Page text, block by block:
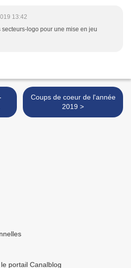
13:42
secteurs-logo pour une mise en jeu
Coups de coeur de l'année
2019 >
portail Canalblog